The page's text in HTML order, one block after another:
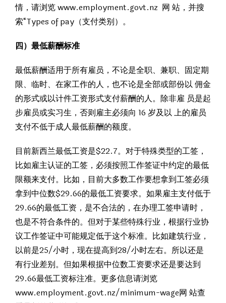
情，请浏览 www.employment.govt.nz 网 站，并搜
索“Types of pay（支付类别）。
四）最低薪酬标准
最低薪酬适用于所有雇员，不论是全职、兼职、固定期
限、临时、在家工作的人，也不论是全部或部份以 佣金
的形式或以计件工资形式支付薪酬的人。除非雇 员是起
步雇员或实习生，否则雇主必须向 16 岁及以 上的雇员
支付不低于成人最低薪酬的额度。
目前新西兰最低工资是$22.7。对于特殊类型的工签，
比如雇主认证的工签，必须按照工作签证中约定的最低
限额来支付。比如，目前大多数工作要想拿到工签必须
拿到中位数$29.66的最低工资要求。如果雇主支付低于
29.66的最低工资，是不合法的，在办理工签申请时，
也是不符合条件的。但对于某些特殊行业，根据行业协
议工作签证中可能规定低于这个标准。比如建筑行业，
以前是25/小时，现在提高到28/小时左右。所以还是
有行业差别。但如果根据中位数工资要求还是要达到
29.66最低工资标注准。更多信息请浏览
www.employment.govt.nz/minimum-wage网 站查